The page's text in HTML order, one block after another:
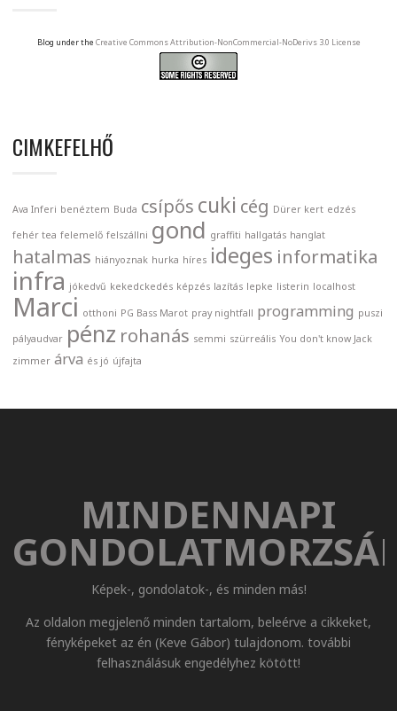
Blog under the Creative Commons Attribution-NonCommercial-NoDerivs 3.0 License
CIMKEFELHŐ
Ava Inferi benéztem Buda csípős cuki cég Dürer kert edzés
fehér tea felemelő felszállni gond graffiti hallgatás hanglat
hatalmas hiányoznak hurka híres ideges informatika
infra jókedvű kekedckedés képzés lazítás lepke listerin localhost
Marci otthoni PG Bass Marot pray nightfall programming puszi
pályaudvar pénz rohanás semmi szürreális You don't know Jack
zimmer árva és jó újfajta
MINDENNAPI
Képek-, gondolatok-, és minden más!
Az oldalon megjelenő minden tartalom, beleérve a cikkeket,
fényképeket az én (Keve Gábor) tulajdonom. további
felhasználásuk engedélyhez kötött!